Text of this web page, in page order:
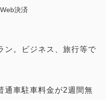
決済
ン。ビジネス、旅行等で
車駐車料金が2週間無